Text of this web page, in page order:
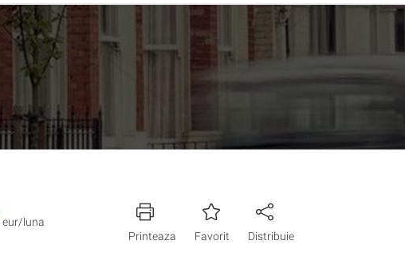
eur/luna
Printeaza
Favorit Distribuie